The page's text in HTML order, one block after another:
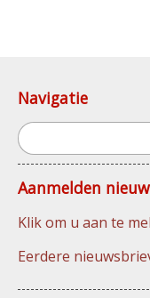
Navigatie
Zoeken
Aanmelden
Klik om u aan te
Eerdere